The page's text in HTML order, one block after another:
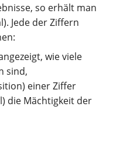
so erhält man
Jede der Ziffern
wie viele
sind,
einer Ziffer
die Mächtigkeit der